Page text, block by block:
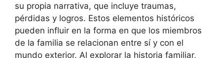
su propia narrativa, que incluye traumas,
pérdidas y logros. Estos elementos históricos
pueden influir en la forma en que los miembros
de la familia se relacionan entre sí y con el
mundo exterior. Al explorar la historia familiar,